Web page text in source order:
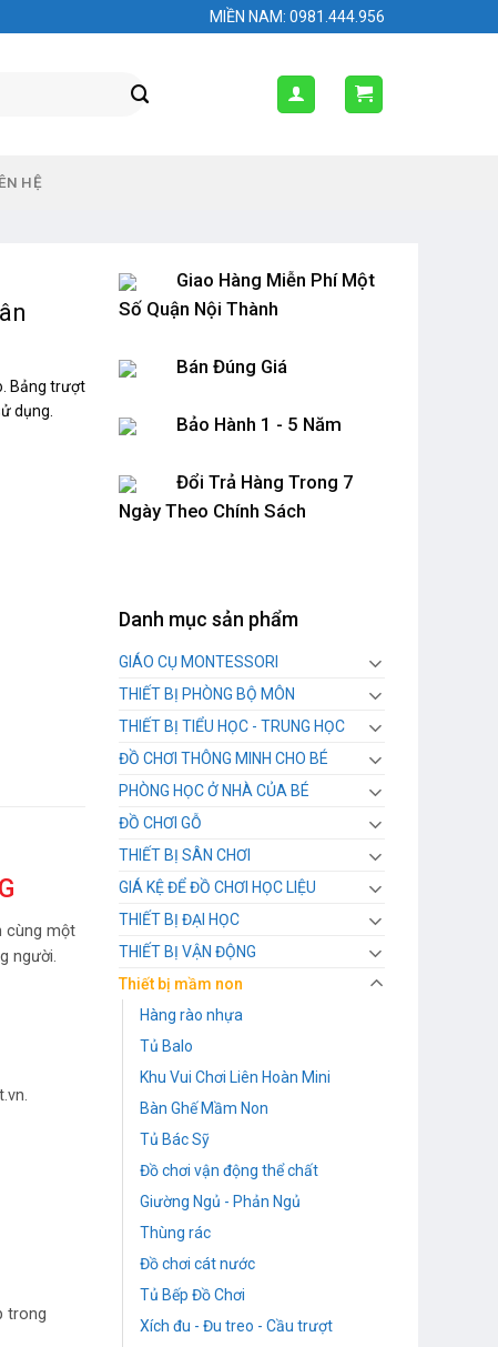
MIỀN NAM: 0981.444.956
HỆ
Bảng trượt
dụng.
cùng một
người.
trong
Giao Hàng Miễn Phí Một
Số Quận Nội Thành
Bán Đúng Giá
Bảo Hành 1 - 5 Năm
Đổi Trả Hàng Trong 7
Ngày Theo Chính Sách
Danh mục sản phẩm
GIÁO CỤ MONTESSORI
THIẾT BỊ PHÒNG BỘ MÔN
THIẾT BỊ TIỂU HỌC - TRUNG HỌC
ĐỒ CHƠI THÔNG MINH CHO BÉ
PHÒNG HỌC Ở NHÀ CỦA BÉ
ĐỒ CHƠI GỖ
THIẾT BỊ SÂN CHƠI
GIÁ KỆ ĐỂ ĐỒ CHƠI HỌC LIỆU
THIẾT BỊ ĐẠI HỌC
THIẾT BỊ VẬN ĐỘNG
Thiết bị mầm non
Hàng rào nhựa
Tủ Balo
Khu Vui Chơi Liên Hoàn Mini
Bàn Ghế Mầm Non
Tủ Bác Sỹ
Đồ chơi vận động thể chất
Giường Ngủ - Phản Ngủ
Thùng rác
Đồ chơi cát nước
Tủ Bếp Đồ Chơi
Xích đu - Đu treo - Cầu trượt